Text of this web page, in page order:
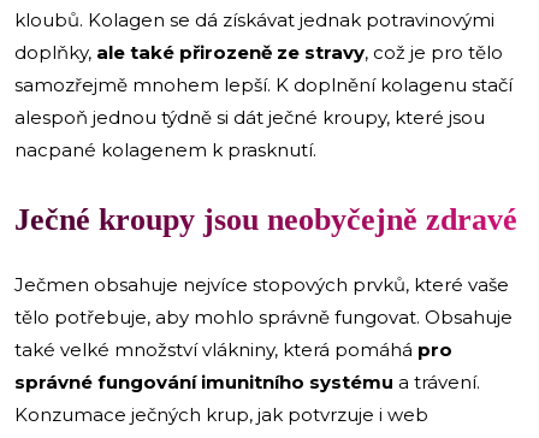
kloubů. Kolagen se dá získávat jednak potravinovými
doplňky, ale také přirozeně ze stravy, což je pro tělo
samozřejmě mnohem lepší. K doplnění kolagenu stačí
alespoň jednou týdně si dát ječné kroupy, které jsou
nacpané kolagenem k prasknutí.
Ječné kroupy jsou neobyčejně zdravé
Ječmen obsahuje nejvíce stopových prvků, které vaše
tělo potřebuje, aby mohlo správně fungovat. Obsahuje
také velké množství vlákniny, která pomáhá pro
správné fungování imunitního systému a trávení.
Konzumace ječných krup, jak potvrzuje i web